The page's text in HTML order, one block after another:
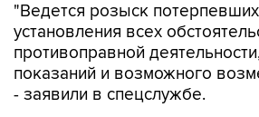
"Ведется розыск
установления всех
противоправной
показаний и возможного
- заявили в спецслужбе.